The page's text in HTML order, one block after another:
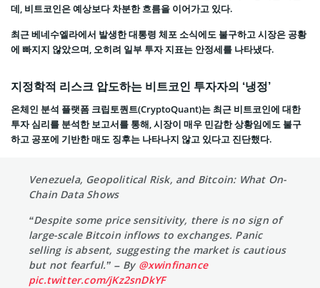
데, 비트코인은 예상보다 차분한 흐름을 이어가고 있다.
최근 베네수엘라에서 발생한 대통령 체포 소식에도 불구하고 시장은 공황
에 빠지지 않았으며, 오히려 일부 투자 지표는 안정세를 나타냈다.
지정학적 리스크 압도하는 비트코인 투자자의 ‘냉정’
온체인 분석 플랫폼 크립토퀀트(CryptoQuant)는 최근 비트코인에 대한
투자 심리를 분석한 보고서를 통해, 시장이 매우 민감한 상황임에도 불구
하고 공포에 기반한 매도 징후는 나타나지 않고 있다고 진단했다.
Venezuela, Geopolitical Risk, and Bitcoin: What On-
Chain Data Shows
“Despite some price sensitivity, there is no sign of
large-scale Bitcoin inflows to exchanges. Panic
selling is absent, suggesting the market is cautious
but not fearful.” – By @xwinfinance
pic.twitter.com/jKz2snDkYF